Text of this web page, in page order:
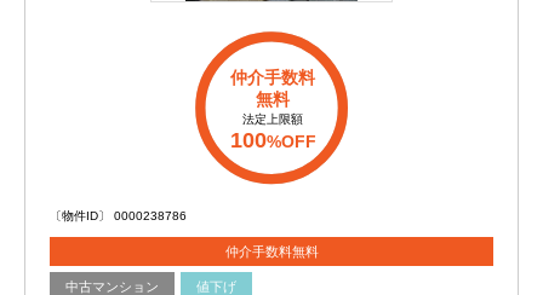
仲介手数料
無料
法定上限額
100%OFF
〔物件ID〕 0000238786
仲介手数料無料
中古マンション 値下げ